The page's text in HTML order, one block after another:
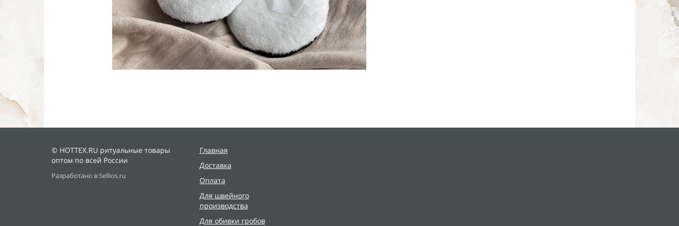
© HOTTEX.RU ритуальные товары
оптом по всей России
Разработано в Sellios.ru
Главная
Доставка
Оплата
Для швейного
производства
Для обивки гробов